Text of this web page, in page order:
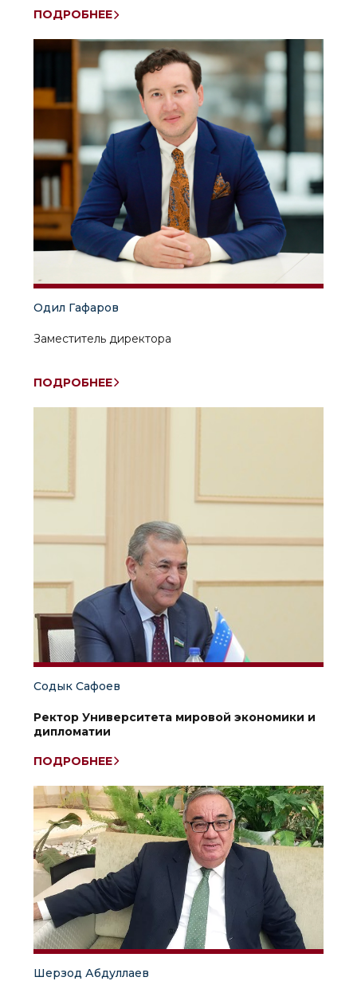
ПОДРОБНЕЕ
Одил Гафаров
Заместитель директора
ПОДРОБНЕЕ
Содык Сафоев
Ректор Университета мировой экономики и
дипломатии
ПОДРОБНЕЕ
Шерзод Абдуллаев